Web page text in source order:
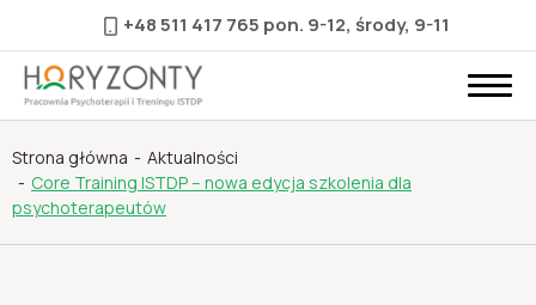
+48 511 417 765 pon. 9-12, środy, 9-11
Strona główna
Aktualności
Core Training ISTDP – nowa edycja szkolenia dla
psychoterapeutów